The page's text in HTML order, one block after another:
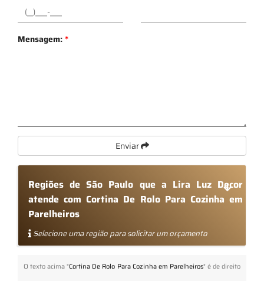
Mensagem:*
Enviar
Regiões de São Paulo que a Lira Luz Decor
atende com Cortina De Rolo Para Cozinha em
Parelheiros
Selecione uma região para solicitar um orçamento
O texto acima "Cortina De Rolo Para Cozinha em Parelheiros" é de direito